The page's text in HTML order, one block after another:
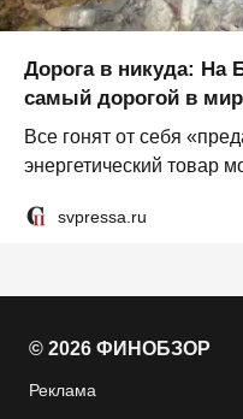
Дорога в никуда: На
самый дорогой в
Все гонят от себя
энергетический товар
svpressa.ru
© 2026 ФИНОБЗОР
Реклама